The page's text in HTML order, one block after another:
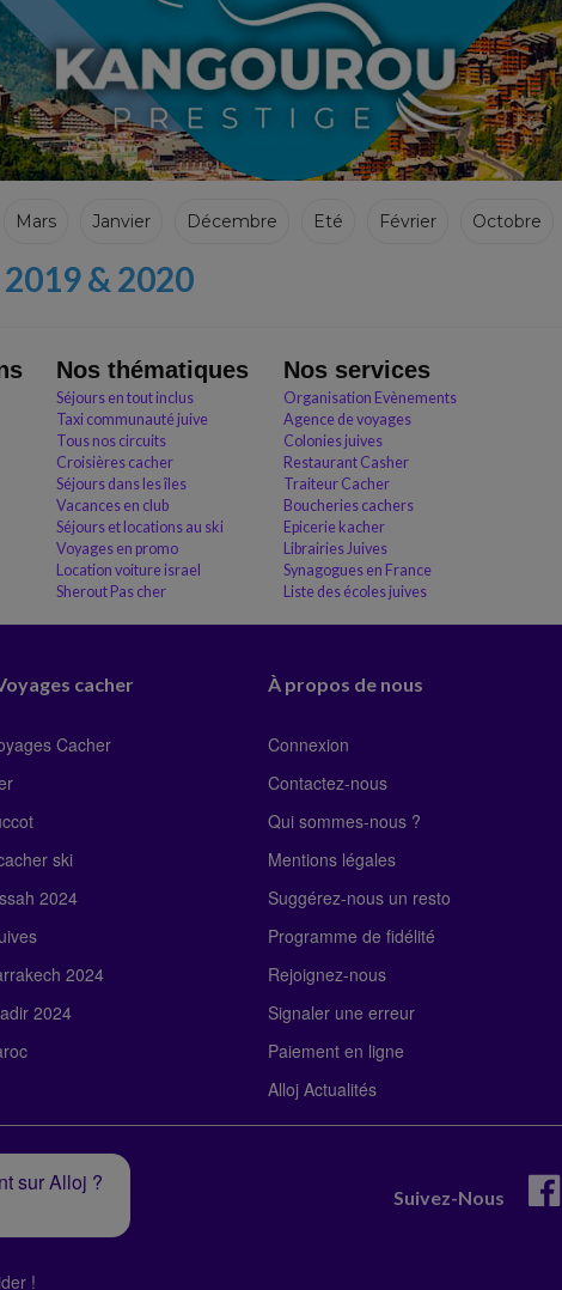
Mars Janvier Décembre Eté Février Octobre
2019 & 2020
Nos thématiques Nos services
Séjours en tout inclus
Organisation Evènements
Taxi communauté juive
Agence de voyages
Tous nos circuits
Colonies juives
Croisières cacher
Restaurant Casher
Séjours dans les îles
Traiteur Cacher
Vacances en club
Boucheries cachers
Séjours et locations au ski
Epicerie kacher
Voyages en promo
Librairies Juives
Location voiture israel
Synagogues en France
Sherout Pas cher Liste des écoles juives
cacher
Cacher
ski
2024
2024
2024
À propos de nous
Connexion
Contactez-nous
Qui sommes-nous ?
Mentions légales
Suggérez-nous un resto
Programme de fidélité
Rejoignez-nous
Signaler une erreur
Paiement en ligne
Alloj Actualités
sur Alloj ?
Suivez-Nous
!